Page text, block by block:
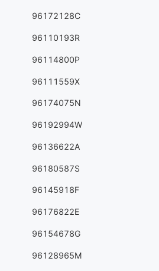
96172128C
96110193R
96114800P
96111559X
96174075N
96192994W
96136622A
96180587S
96145918F
96176822E
96154678G
96128965M